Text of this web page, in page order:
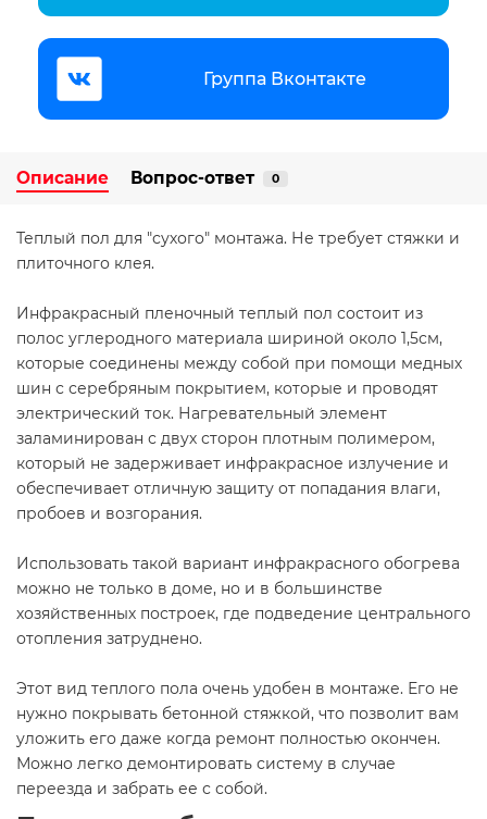
Группа Вконтакте
Описание Вопрос-ответ 0
Теплый пол для "сухого" монтажа. Не требует стяжки и
плиточного клея.
Инфракрасный пленочный теплый пол состоит из
полос углеродного материала шириной около 1,5см,
которые соединены между собой при помощи медных
шин с серебряным покрытием, которые и проводят
электрический ток. Нагревательный элемент
заламинирован с двух сторон плотным полимером,
который не задерживает инфракрасное излучение и
обеспечивает отличную защиту от попадания влаги,
пробоев и возгорания.
Использовать такой вариант инфракрасного обогрева
можно не только в доме, но и в большинстве
хозяйственных построек, где подведение центрального
отопления затруднено.
Этот вид теплого пола очень удобен в монтаже. Его не
нужно покрывать бетонной стяжкой, что позволит вам
уложить его даже когда ремонт полностью окончен.
Можно легко демонтировать систему в случае
переезда и забрать ее с собой.